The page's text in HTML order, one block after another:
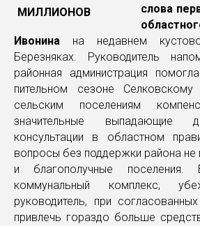
слова
Ивонина на недавнем
Березняках. Руководитель
районная администрация
пительном сезоне
сельским поселениям
значительные выпадающие
консультации в областном
вопросы без поддержки района не
и благополучные поселения.
коммунальный комплекс,
руководитель, при
привлечь гораздо больше